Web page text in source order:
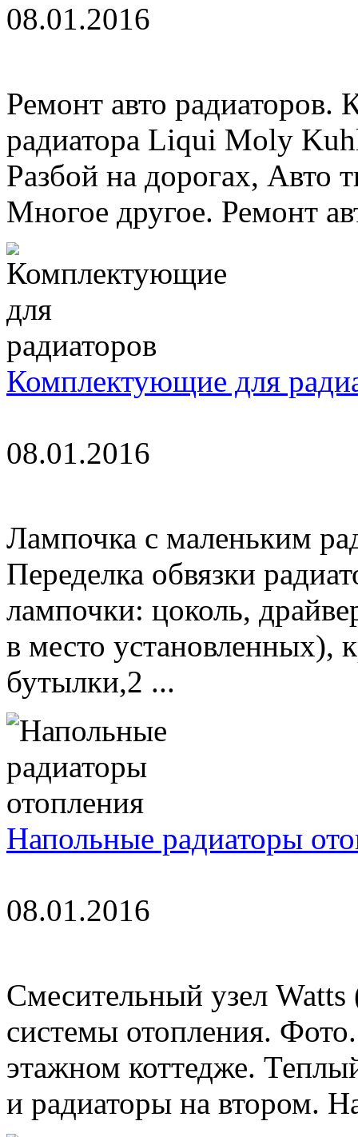
08.01.2016
Ремонт авто радиаторов.
радиатора Liqui Moly
Разбой на дорогах, Авто
Многое другое. Ремонт
Комплектующие для
08.01.2016
Лампочка с маленьким
Переделка обвязки
лампочки: цоколь,
в место установленных),
бутылки,2 ...
Напольные радиаторы
08.01.2016
Смесительный узел
системы отопления.
этажном коттедже.
и радиаторы на втором.